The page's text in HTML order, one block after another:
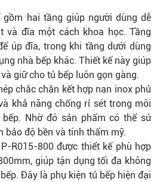
gồm hai tầng giúp người dùng dễ
và đĩa một cách khoa học. Tầng
úp đĩa, trong khi tầng dưới dùng
nhà bếp khác. Thiết kế này giúp
giữ cho tủ bếp luôn gọn gàng.
chắc chắn kết hợp nan inox phủ
khả năng chống rỉ sét trong môi
Nhờ đó sản phẩm có thể sử
bảo độ bền và tính thẩm mỹ.
R015-800 được thiết kế phù hợp
giúp tận dụng tối đa không
Đây là phụ kiện tủ bếp hiện đại